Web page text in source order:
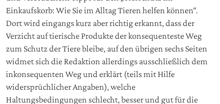
Einkaufskorb: Wie Sie im Alltag Tieren helfen können“.
Dort wird eingangs kurz aber richtig erkannt, dass der
Verzicht auf tierische Produkte der konsequenteste Weg
zum Schutz der Tiere bleibe, auf den übrigen sechs Seiten
widmet sich die Redaktion allerdings ausschließlich dem
inkonsequenten Weg und erklärt (teils mit Hilfe
widersprüchlicher Angaben), welche
Haltungsbedingungen schlecht, besser und gut für die